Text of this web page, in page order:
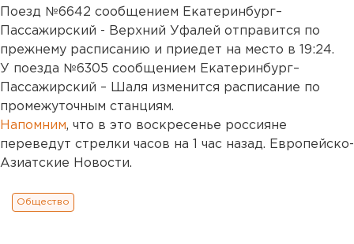
Поезд №6642 сообщением Екатеринбург–
Пассажирский - Верхний Уфалей отправится по
прежнему расписанию и приедет на место в 19:24.
У поезда №6305 сообщением Екатеринбург–
Пассажирский – Шаля изменится расписание по
промежуточным станциям.
Напомним, что в это воскресенье россияне
переведут стрелки часов на 1 час назад. Европейско-
Азиатские Новости.
Общество